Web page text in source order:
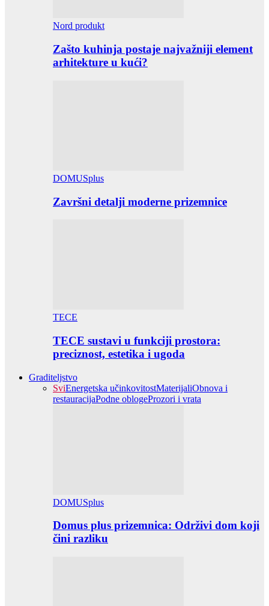
Nord produkt
Zašto kuhinja postaje najvažniji element
arhitekture u kući?
DOMUSplus
Završni detalji moderne prizemnice
TECE
TECE sustavi u funkciji prostora:
preciznost, estetika i ugoda
Graditeljstvo
SviEnergetska učinkovitostMaterijaliObnova i
restauracijaPodne oblogeProzori i vrata
DOMUSplus
Domus plus prizemnica: Održivi dom koji
čini razliku